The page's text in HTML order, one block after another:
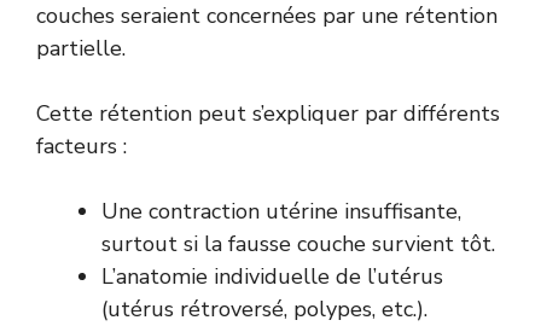
couches seraient concernées par une rétention
partielle.
Cette rétention peut s’expliquer par différents
facteurs :
Une contraction utérine insuffisante,
surtout si la fausse couche survient tôt.
L’anatomie individuelle de l’utérus
(utérus rétroversé, polypes, etc.).